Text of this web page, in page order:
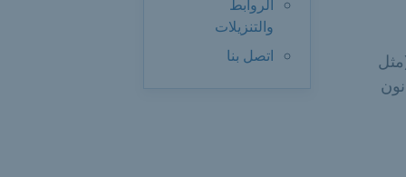
الروابط
والتنزيلات
اتصل بنا